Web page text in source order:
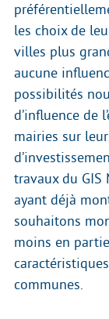
les choix de
villes plus
aucune
possibilités
d’influence de
mairies sur
travaux du GIS
ayant déjà
souhaitons
moins en
communes.